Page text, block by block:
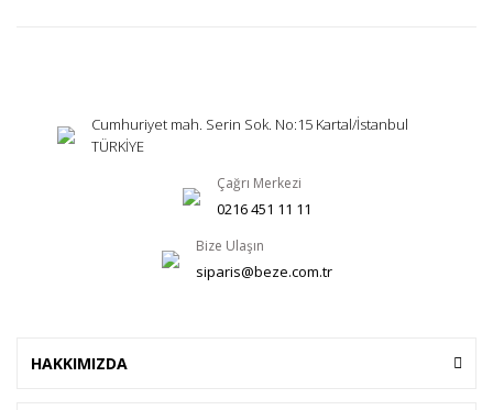
Cumhuriyet mah. Serin Sok. No:15 Kartal/İstanbul
TÜRKİYE
Çağrı Merkezi
0216 451 11 11
Bize Ulaşın
siparis@beze.com.tr
HAKKIMIZDA